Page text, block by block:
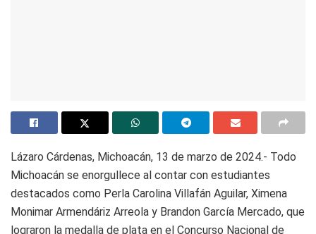
Lázaro Cárdenas, Michoacán, 13 de marzo de 2024.- Todo
Michoacán se enorgullece al contar con estudiantes
destacados como Perla Carolina Villafán Aguilar, Ximena
Monimar Armendáriz Arreola y Brandon García Mercado, que
lograron la medalla de plata en el Concurso Nacional de